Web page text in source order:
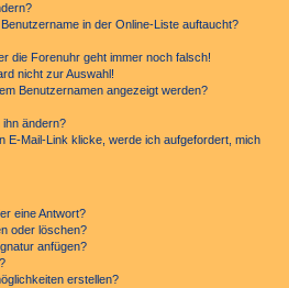
in der Online-Liste auftaucht?
die Forenuhr geht immer noch falsch!
nicht zur Auswahl!
Benutzernamen angezeigt werden?
ändern?
E-Mail-Link klicke, werde ich aufgefordert, mich
eine Antwort?
oder löschen?
anfügen?
erstellen?